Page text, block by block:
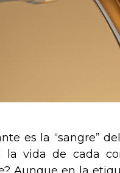
es la “sangre”
la vida de cada